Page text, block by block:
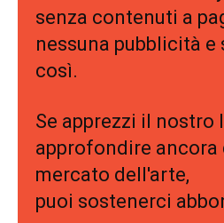
senza contenuti a
nessuna pubblicità e
così.
Se apprezzi il nostro
approfondire ancora
mercato dell'arte,
puoi sostenerci